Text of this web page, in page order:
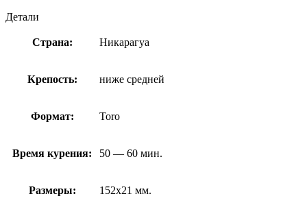
Детали
Страна: Никарагуа
Крепость: ниже средней
Формат: Toro
Время курения: 50 — 60 мин.
Размеры: 152х21 мм.